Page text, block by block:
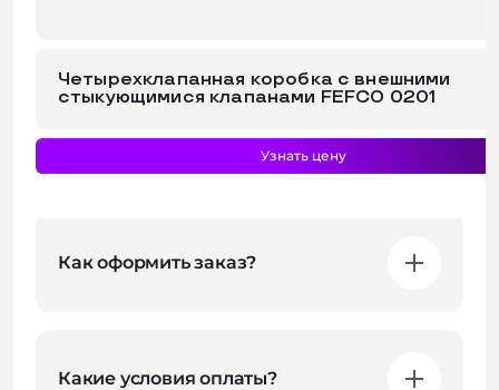
Четырехклапанная коробка с внешними
стыкующимися клапанами FEFCO 0201
Узнать цену
Как оформить заказ?
Какие условия оплаты?